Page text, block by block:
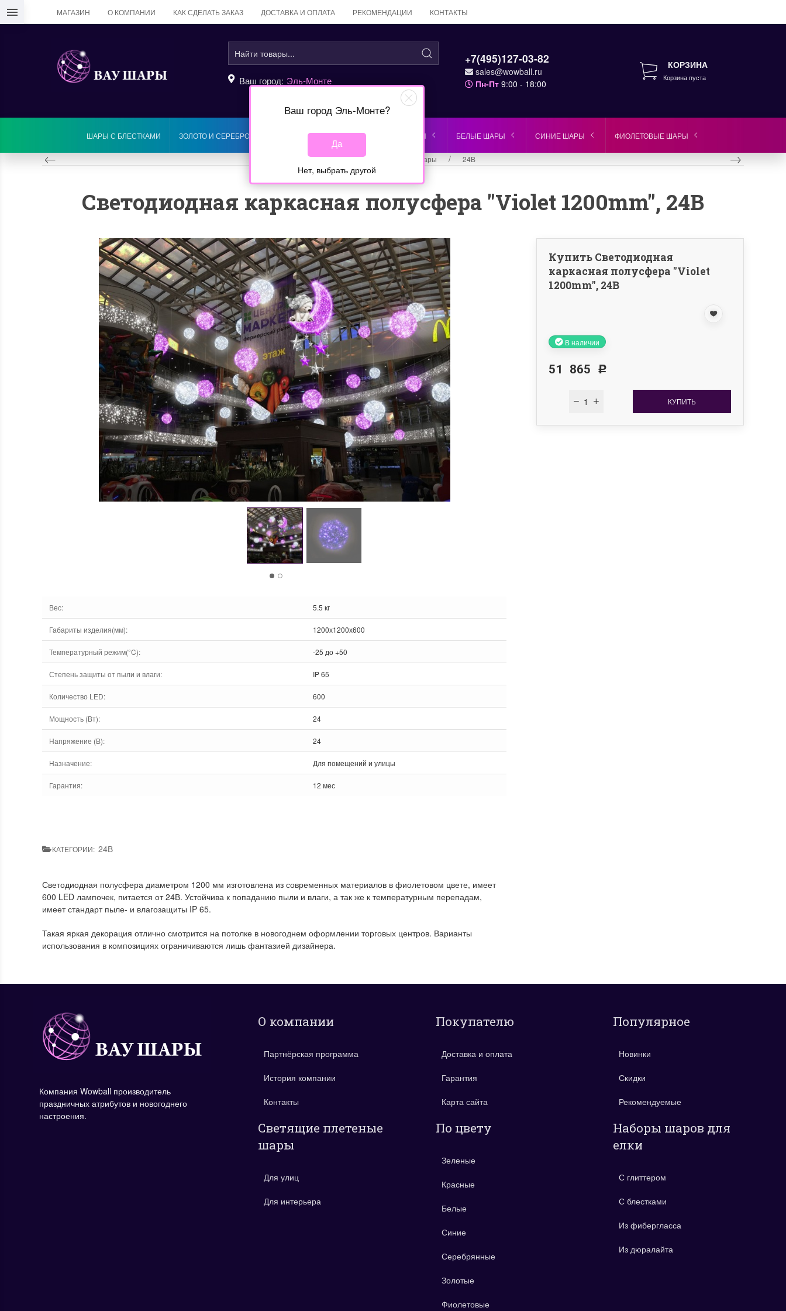
МАГАЗИН О КОМПАНИИ КАК СДЕЛАТЬ ЗАКАЗ ДОСТАВКА И ОПЛАТА РЕКОМЕНДАЦИИ КОНТАКТЫ
Ваш город: Эль-Монте
Ваш город Эль-Монте?
Да
Нет, выбрать другой
+7(495)127-03-82
sales@wowball.ru
Пн-Пт 9:00 - 18:00
КОРЗИНА
Корзина пуста
ШАРЫ С БЛЕСТКАМИ ЗОЛОТО И СЕРЕБРО ЗЕЛЕНЫЕ ШАРЫ КРАСНЫЕ ШАРЫ БЕЛЫЕ ШАРЫ СИНИЕ ШАРЫ ФИОЛЕТОВЫЕ ШАРЫ
Главная Фиолетовые шары 24В
Светодиодная каркасная полусфера "Violet 1200mm", 24B
Вес: 5.5 кг
Габариты изделия(мм): 1200х1200х600
Температурный режим(°C): -25 до +50
Степень защиты от пыли и влаги: IP 65
Количество LED: 600
Мощность (Вт): 24
Напряжение (В): 24
Назначение: Для помещений и улицы
Гарантия: 12 мес
Купить Светодиодная
каркасная полусфера "Violet
1200mm", 24B
В наличии
51 865 Р
КУПИТЬ
КАТЕГОРИИ: 24В
Светодиодная полусфера диаметром 1200 мм изготовлена из современных материалов в фиолетовом цвете, имеет
600 LED лампочек, питается от 24В. Устойчива к попаданию пыли и влаги, а так же к температурным перепадам,
имеет стандарт пыле- и влагозащиты IP 65.
Такая яркая декорация отлично смотрится на потолке в новогоднем оформлении торговых центров. Варианты
использования в композициях ограничиваются лишь фантазией дизайнера.
Компания Wowball производитель
праздничных атрибутов и новогоднего
настроения.
О компании
Партнёрская программа
История компании
Контакты
Светящие плетеные
шары
Для улиц
Для интерьера
Покупателю
Доставка и оплата
Гарантия
Карта сайта
По цвету
Зеленые
Красные
Белые
Синие
Серебрянные
Золотые
Фиолетовые
Популярное
Новинки
Скидки
Рекомендуемые
Наборы шаров для
елки
С глиттером
С блестками
Из фибергласса
Из дюралайта